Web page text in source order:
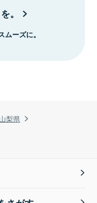
山梨県
。
ーズに。